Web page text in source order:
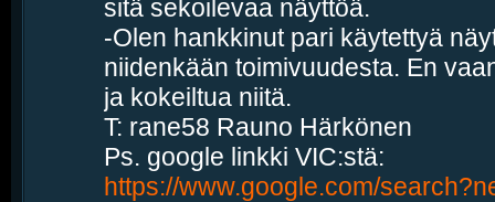
sitä sekoilevaa näyttöä.
-Olen hankkinut pari käytettyä
niidenkään toimivuudesta. En
ja kokeiltua niitä.
T: rane58 Rauno Härkönen
Ps. google linkki VIC:stä:
https://www.google.com/